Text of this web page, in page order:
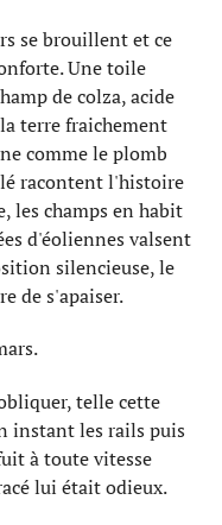
se brouillent et ce
Une toile
de colza, acide
terre fraichement
comme le plomb
racontent l'histoire
les champs en habit
d'éoliennes valsent
silencieuse, le
de s'apaiser.
telle cette
instant les rails puis
à toute vitesse
lui était odieux.